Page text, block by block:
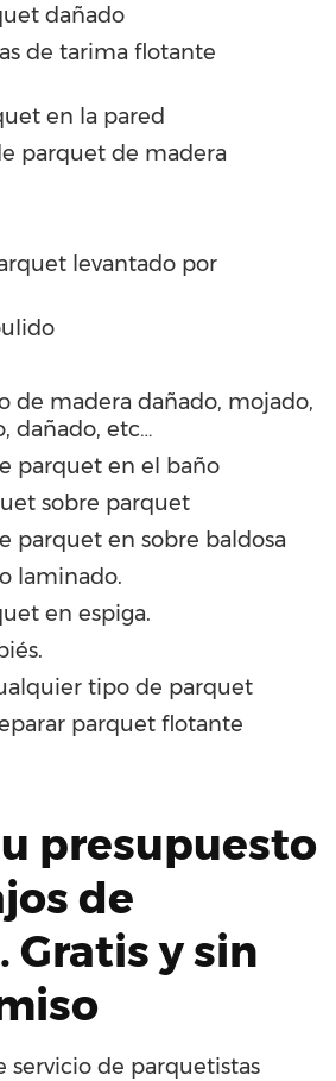
dañado
de tarima flotante
en la pared
parquet de madera
levantado por
de madera dañado, mojado,
dañado, etc…
parquet en el baño
sobre parquet
parquet en sobre baldosa
laminado.
en espiga.
tipo de parquet
parquet flotante
presupuesto
de
Gratis y sin
servicio de parquetistas